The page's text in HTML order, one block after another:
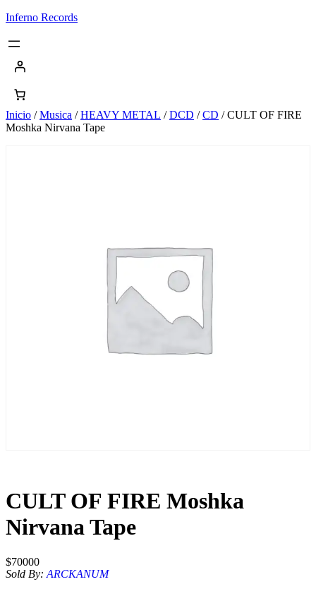
Saltar
contenido
Inferno Records
Inicio /Musica /HEAVY METAL /DCD /CD / CULT OF FIRE
Moshka Nirvana Tape
CULT OF FIRE Moshka
Nirvana Tape
$70000
Sold By: ARCKANUM